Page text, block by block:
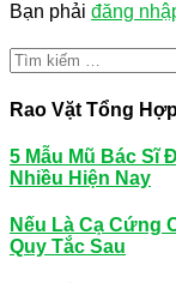
Bạn phải đăng
Tìm
kiếm
cho:
Rao Vặt Tổng
5 Mẫu Mũ Bác Sĩ
Nhiều Hiện Nay
Nếu Là Cạ Cứng
Quy Tắc Sau